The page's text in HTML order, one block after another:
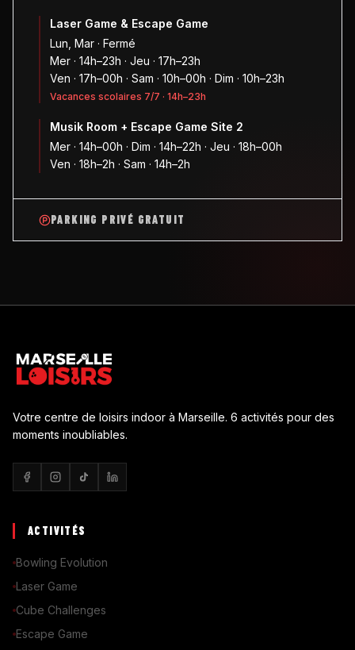
Laser Game & Escape Game
Lun, Mar · Fermé
Mer · 14h–23h · Jeu · 17h–23h
Ven · 17h–00h · Sam · 10h–00h · Dim · 10h–23h
Vacances scolaires 7/7 · 14h–23h
Musik Room + Escape Game Site 2
Mer · 14h–00h · Dim · 14h–22h · Jeu · 18h–00h
Ven · 18h–2h · Sam · 14h–2h
PARKING PRIVÉ GRATUIT
Votre centre de loisirs indoor à Marseille. 6 activités pour des
moments inoubliables.
ACTIVITÉS
Bowling Evolution
Laser Game
Cube Challenges
Escape Game